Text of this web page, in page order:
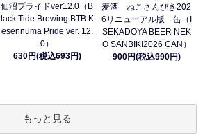
仙沼プライドver12.0（B
lack Tide Brewing BTB K
esennuma Pride ver. 12.
0）
630円(税込693円)
麦酒 ねこさんびき202
6リニューアル版 缶（I
SEKADOYA BEER NEK
O SANBIKI2026 CAN）
900円(税込990円)
もっと見る